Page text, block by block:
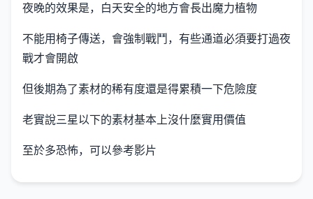
夜晚的效果是，白天安全的地方會長出魔力植物
不能用椅子傳送，會強制戰鬥，有些通道必須要打過夜
戰才會開啟
但後期為了素材的稀有度還是得累積一下危險度
老實說三星以下的素材基本上沒什麼實用價值
至於多恐怖，可以參考影片